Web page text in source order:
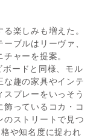
楽しみも増えた。
ブルはリーヴァ、
ャーを提案。
ードと同様、モル
な趣の家具やインテ
スプレーをいっそう
飾っているコカ・コ
のストリートで見つ
や知名度に捉われ